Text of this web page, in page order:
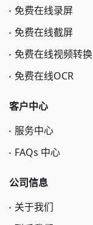
免费在线录屏
免费在线截屏
免费在线视频转换
免费在线OCR
客户中心
服务中心
FAQs 中心
公司信息
关于我们